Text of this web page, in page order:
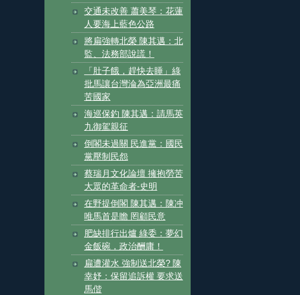
交通未改善 蕭美琴：花蓮
人要海上藍色公路
將扁強轉北榮 陳其邁：北
監、法務部說謊！
「肚子餓，趕快去睡」綠
批馬讓台灣淪為亞洲最痛
苦國家
海巡保釣 陳其邁：請馬英
九御駕親征
倒閣未過關 民進黨：國民
黨壓制民怨
蔡瑞月文化論壇 擁抱勞苦
大眾的革命者-史明
在野提倒閣 陳其邁：陳冲
唯馬首是瞻 罔顧民意
肥缺排行出爐 綠委：夢幻
金飯碗，政治酬庸！
扁遭灌水 強制送北榮? 陳
幸妤：保留追訴權 要求送
馬偕